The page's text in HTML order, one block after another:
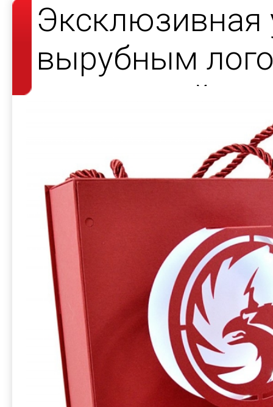
Эксклюзивная
вырубным
подсветкой